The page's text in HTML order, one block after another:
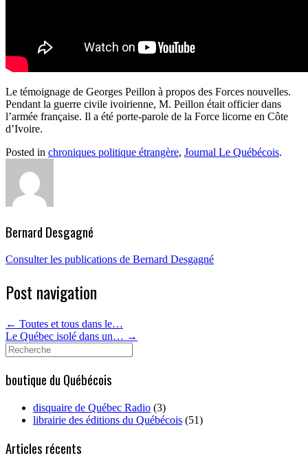
Le témoignage de Georges Peillon à propos des Forces nouvelles.
Pendant la guerre civile ivoirienne, M. Peillon était officier dans
l’armée française. Il a été porte-parole de la Force licorne en Côte
d’Ivoire.
Posted in chroniques politique étrangère, Journal Le Québécois.
Bernard Desgagné
Consulter les publications de Bernard Desgagné
Post navigation
← Toutes et tous dans le…
Le Québec isolé dans un… →
Search
for:
boutique du Québécois
disquaire de Québec Radio (3)
librairie des éditions du Québécois (51)
Articles récents